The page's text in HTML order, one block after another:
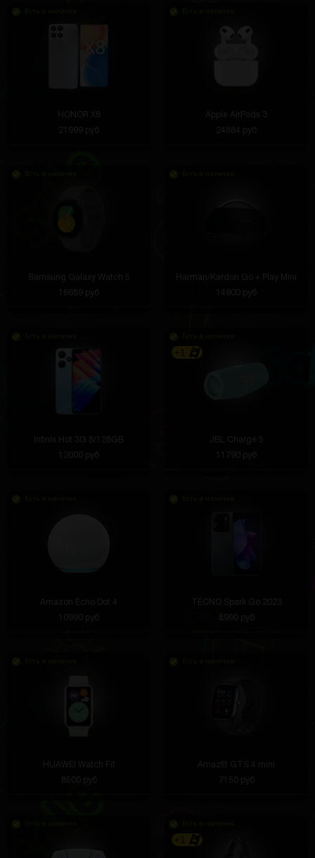
HONOR X8
21999 руб
Apple AirPods 3
24884 руб
Samsung Galaxy Watch 5
16689 руб
Harman/Kardon Go + Play Mini
14900 руб
Infinix Hot 30i 8/128GB
12000 руб
+1
JBL Charge 5
11790 руб
Amazon Echo Dot 4
10990 руб
TECNO Spark Go 2023
8990 руб
HUAWEI Watch Fit
8500 руб
Amazfit GTS 4 mini
7150 руб
+1